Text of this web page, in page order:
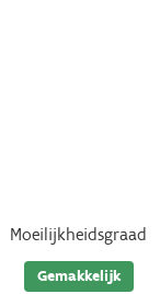
Moeilijkheidsgraad
Gemakkelijk